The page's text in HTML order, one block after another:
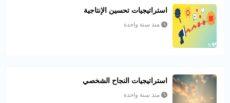
استراتيجيات تحسين الإنتاجية
منذ سنة واحدة
استراتيجيات النجاح الشخصي
منذ سنة واحدة